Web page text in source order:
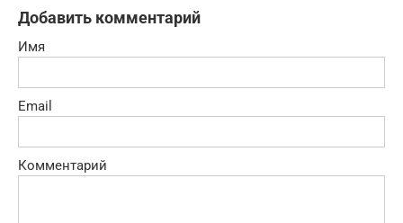
Добавить комментарий
Имя
Email
Комментарий